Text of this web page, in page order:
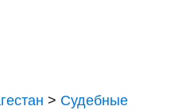
> Судебные